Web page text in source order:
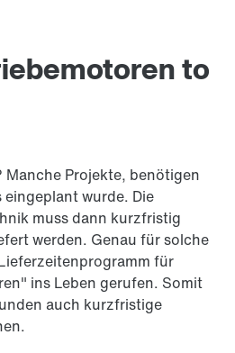
to
Manche Projekte, benötigen
wurde. Die
muss dann kurzfristig
werden. Genau für solche
für
ins Leben gerufen. Somit
auch kurzfristige